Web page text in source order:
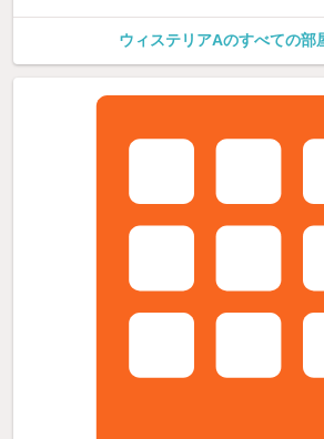
ウィステリアAのすべての部